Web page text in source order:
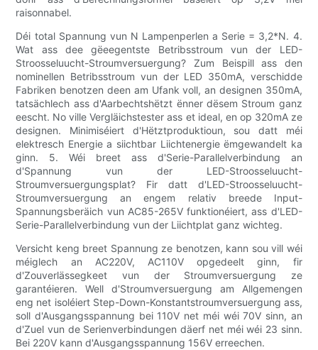
raisonnabel.
Déi total Spannung vun N Lampenperlen a Serie = 3,2*N. 4.
Wat ass dee gëeegentste Betribsstroum vun der LED-
Stroosseluucht-Stroumversuergung? Zum Beispill ass den
nominellen Betribsstroum vun der LED 350mA, verschidde
Fabriken benotzen deen am Ufank voll, an designen 350mA,
tatsächlech ass d'Aarbechtshëtzt ënner dësem Stroum ganz
eescht. No ville Vergläichstester ass et ideal, en op 320mA ze
designen. Minimiséiert d'Hëtztproduktioun, sou datt méi
elektresch Energie a siichtbar Liichtenergie ëmgewandelt ka
ginn. 5. Wéi breet ass d'Serie-Parallelverbindung an
d'Spannung vun der LED-Stroosseluucht-
Stroumversuergungsplat? Fir datt d'LED-Stroosseluucht-
Stroumversuergung an engem relativ breede Input-
Spannungsberäich vun AC85-265V funktionéiert, ass d'LED-
Serie-Parallelverbindung vun der Liichtplat ganz wichteg.
Versicht keng breet Spannung ze benotzen, kann sou vill wéi
méiglech an AC220V, AC110V opgedeelt ginn, fir
d'Zouverlässegkeet vun der Stroumversuergung ze
garantéieren. Well d'Stroumversuergung am Allgemengen
eng net isoléiert Step-Down-Konstantstroumversuergung ass,
soll d'Ausgangsspannung bei 110V net méi wéi 70V sinn, an
d'Zuel vun de Serienverbindungen däerf net méi wéi 23 sinn.
Bei 220V kann d'Ausgangsspannung 156V erreechen.